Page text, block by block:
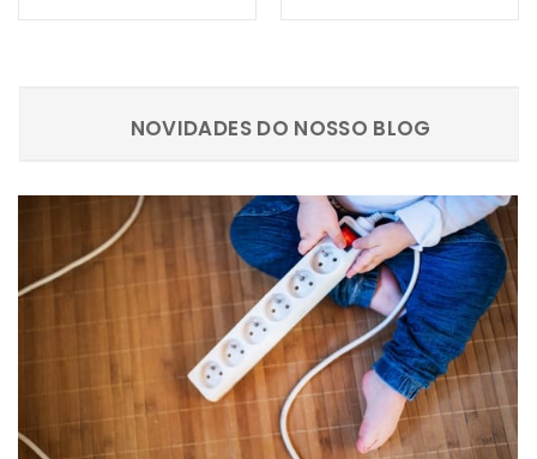
NOVIDADES DO NOSSO BLOG